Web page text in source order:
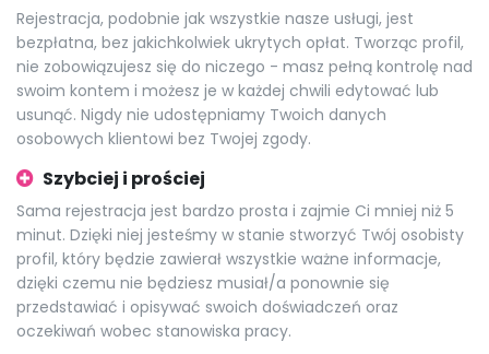
Rejestracja, podobnie jak wszystkie nasze usługi, jest
bezpłatna, bez jakichkolwiek ukrytych opłat. Tworząc profil,
nie zobowiązujesz się do niczego - masz pełną kontrolę nad
swoim kontem i możesz je w każdej chwili edytować lub
usunąć. Nigdy nie udostępniamy Twoich danych
osobowych klientowi bez Twojej zgody.
Szybciej i prościej
Sama rejestracja jest bardzo prosta i zajmie Ci mniej niż 5
minut. Dzięki niej jesteśmy w stanie stworzyć Twój osobisty
profil, który będzie zawierał wszystkie ważne informacje,
dzięki czemu nie będziesz musiał/a ponownie się
przedstawiać i opisywać swoich doświadczeń oraz
oczekiwań wobec stanowiska pracy.